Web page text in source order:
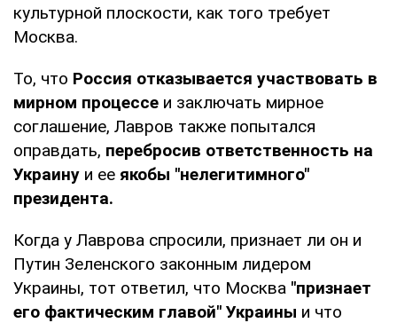
культурной плоскости, как того требует
Москва.
То, что Россия отказывается участвовать в
мирном процессе и заключать мирное
соглашение, Лавров также попытался
оправдать, перебросив ответственность на
Украину и ее якобы "нелегитимного"
президента.
Когда у Лаврова спросили, признает ли он и
Путин Зеленского законным лидером
Украины, тот ответил, что Москва "признает
его фактическим главой" Украины и что